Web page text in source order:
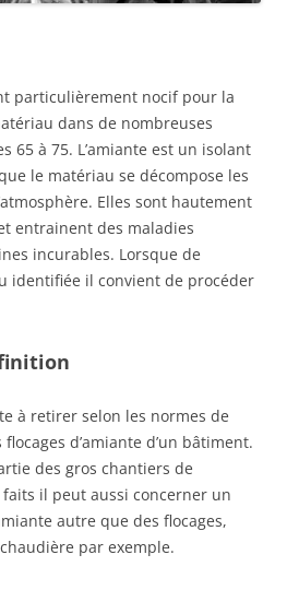
particulièrement nocif pour la
dans de nombreuses
65 à 75. L’amiante est un isolant
le matériau se décompose les
Elles sont hautement
entrainent des maladies
incurables. Lorsque de
identifiée il convient de procéder
à retirer selon les normes de
d’amiante d’un bâtiment.
des gros chantiers de
il peut aussi concerner un
autre que des flocages,
par exemple.